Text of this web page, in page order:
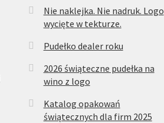
Nie naklejka. Nie nadruk. Logo
wycięte w tekturze.
Pudełko dealer roku
2026 świąteczne pudełka na
wino z logo
Katalog opakowań
świątecznych dla firm 2025